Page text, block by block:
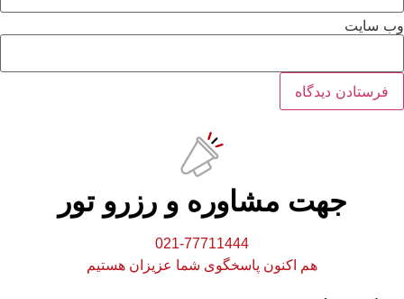
وب‌ سایت
جهت مشاوره و رزرو تور
021-77711444
هم اکنون پاسخگوی شما عزیزان هستیم